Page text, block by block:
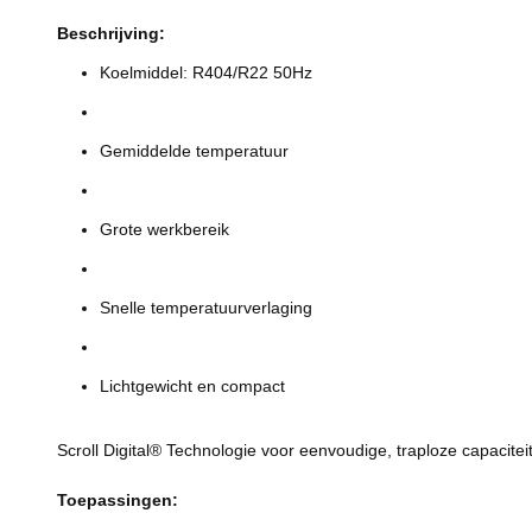
Beschrijving:
Koelmiddel: R404/R22 50Hz
Gemiddelde temperatuur
Grote werkbereik
Snelle temperatuurverlaging
Lichtgewicht en compact
Scroll Digital® Technologie voor eenvoudige, traploze
Toepassingen: